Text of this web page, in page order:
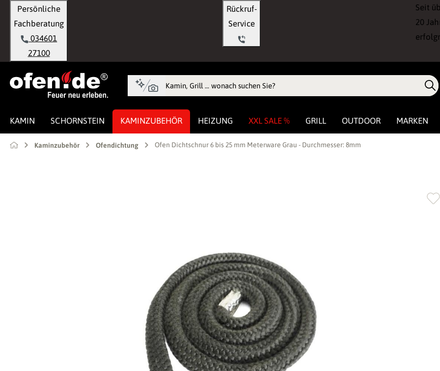
Zur Hauptnavigation springen
Persönliche
Fachberatung
034601
27100
Rückruf-
Seit
20
KAMIN SCHORNSTEIN KAMINZUBEHÖR HEIZUNG XXL SALE % GRILL OUTDOOR MARKEN
Kaminzubehör Ofendichtung Ofen Dichtschnur 6 bis 25 mm Meterware Grau - Durchmesser: 8mm